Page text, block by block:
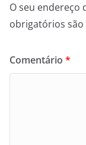
O seu endereço
obrigatórios
Comentário *